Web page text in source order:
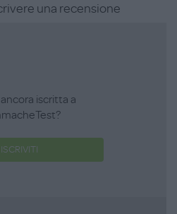
una recensione
iscritta a
ISCRIVITI